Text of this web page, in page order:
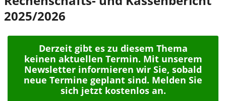
2025/2026
Derzeit gibt es zu diesem Thema
keinen aktuellen Termin. Mit unserem
Newsletter informieren wir Sie, sobald
neue Termine geplant sind. Melden Sie
sich jetzt kostenlos an.